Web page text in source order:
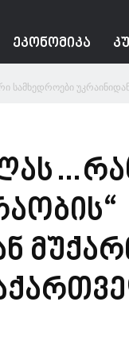
ᲔᲙᲝᲜᲝᲛᲘᲙᲐ